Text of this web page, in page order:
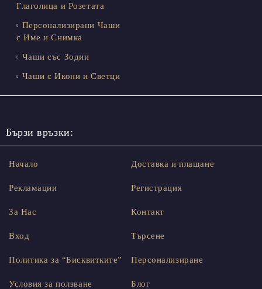
Глаголица и Розетата
Персонализирани Чаши
с Име и Снимка
Чаши със Зодии
Чаши с Икони и Светци
Бързи връзки:
Начало
Рекламации
За Нас
Вход
Доставка и плащане
Регистрация
Контакт
Търсене
Политика за “Бисквитките”
Условия за ползване
Персонализиране
Блог